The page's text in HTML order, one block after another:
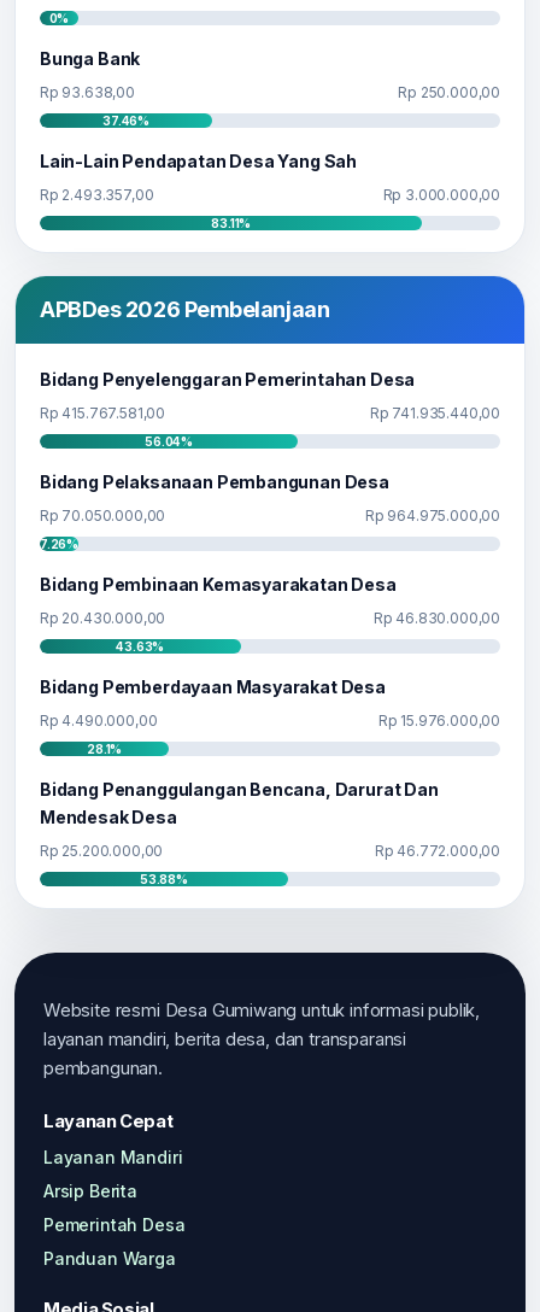
0%
Bunga Bank
Rp 93.638,00 Rp 250.000,00
37.46%
Lain-Lain Pendapatan Desa Yang Sah
Rp 2.493.357,00 Rp 3.000.000,00
83.11%
APBDes 2026 Pembelanjaan
Bidang Penyelenggaran Pemerintahan Desa
Rp 415.767.581,00 Rp 741.935.440,00
56.04%
Bidang Pelaksanaan Pembangunan Desa
Rp 70.050.000,00 Rp 964.975.000,00
7.26%
Bidang Pembinaan Kemasyarakatan Desa
Rp 20.430.000,00 Rp 46.830.000,00
43.63%
Bidang Pemberdayaan Masyarakat Desa
Rp 4.490.000,00 Rp 15.976.000,00
28.1%
Bidang Penanggulangan Bencana, Darurat Dan
Mendesak Desa
Rp 25.200.000,00 Rp 46.772.000,00
53.88%
Website resmi Desa Gumiwang untuk informasi publik,
layanan mandiri, berita desa, dan transparansi
pembangunan.
Layanan Cepat
Layanan Mandiri
Arsip Berita
Pemerintah Desa
Panduan Warga